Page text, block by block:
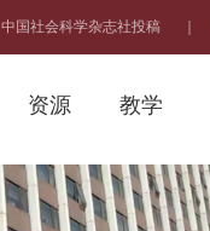
中国社会科学杂志社投稿
资源 教学